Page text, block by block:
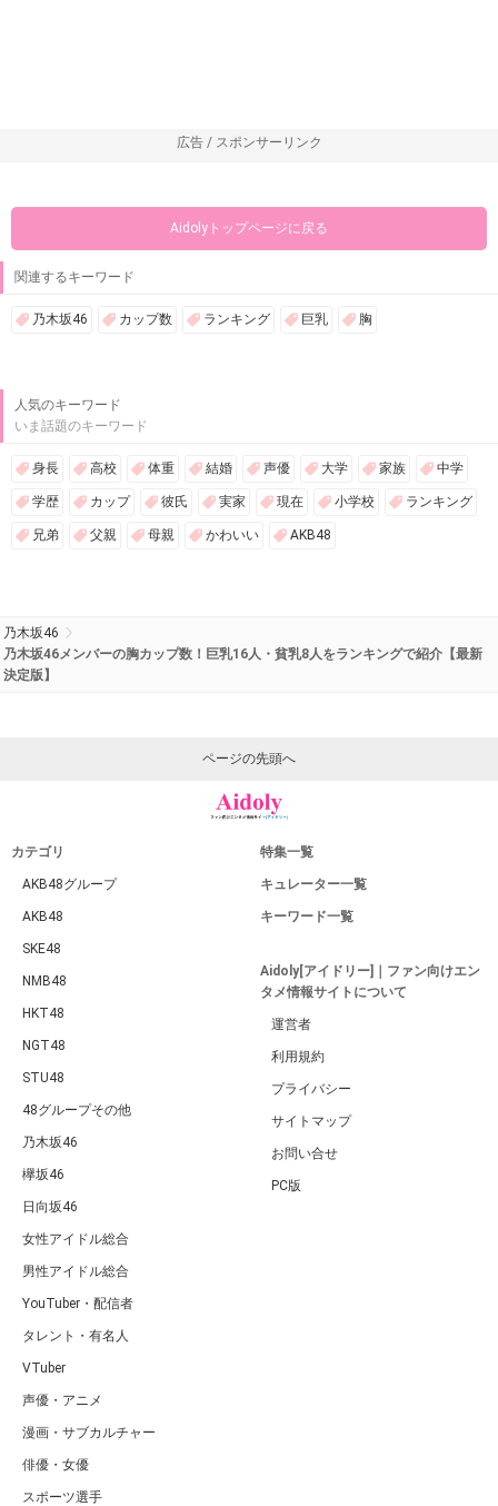
広告 / スポンサーリンク
Aidolyトップページに戻る
関連するキーワード
乃木坂46 カップ数 ランキング 巨乳 胸
人気のキーワード
いま話題のキーワード
身長 高校 体重 結婚 声優 大学 家族 中学
学歴 カップ 彼氏 実家 現在 小学校 ランキング
兄弟 父親 母親 かわいい AKB48
乃木坂46
乃木坂46メンバーの胸カップ数！巨乳16人・貧乳8人をランキングで紹介【最新
決定版】
ページの先頭へ
カテゴリ
AKB48グループ
AKB48
SKE48
NMB48
HKT48
NGT48
STU48
48グループその他
乃木坂46
欅坂46
日向坂46
女性アイドル総合
男性アイドル総合
YouTuber・配信者
タレント・有名人
VTuber
声優・アニメ
漫画・サブカルチャー
俳優・女優
スポーツ選手
特集一覧
キュレーター一覧
キーワード一覧
Aidoly[アイドリー]｜ファン向けエン
タメ情報サイトについて
運営者
利用規約
プライバシー
サイトマップ
お問い合せ
PC版